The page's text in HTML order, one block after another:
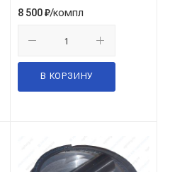
8 500₽/компл
В КОРЗИНУ